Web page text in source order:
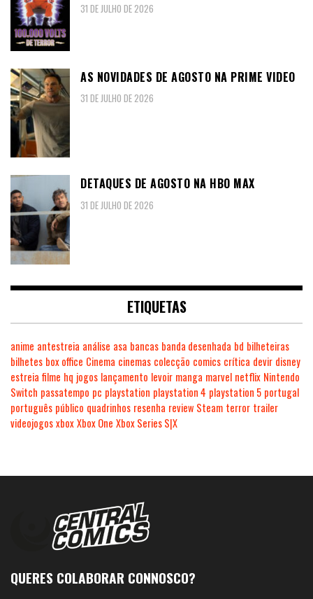
31 DE JULHO DE 2026
AS NOVIDADES DE AGOSTO NA PRIME VIDEO
31 DE JULHO DE 2026
DETAQUES DE AGOSTO NA HBO MAX
31 DE JULHO DE 2026
ETIQUETAS
anime antestreia análise asa bancas banda desenhada bd bilheteiras
bilhetes box office Cinema cinemas colecção comics crítica devir disney
estreia filme hq jogos lançamento levoir manga marvel netflix Nintendo
Switch passatempo pc playstation playstation 4 playstation 5 portugal
português público quadrinhos resenha review Steam terror trailer
videojogosxboxXbox One Xbox Series S|X
QUERES COLABORAR CONNOSCO?